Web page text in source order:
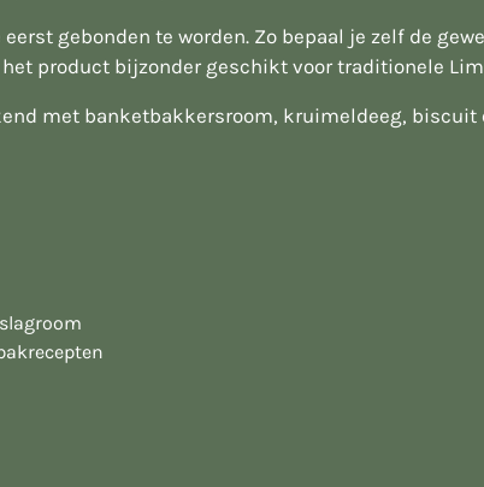
gebonden te worden. Zo bepaal je zelf de
product bijzonder geschikt voor traditionele
met banketbakkersroom, kruimeldeeg, biscuit